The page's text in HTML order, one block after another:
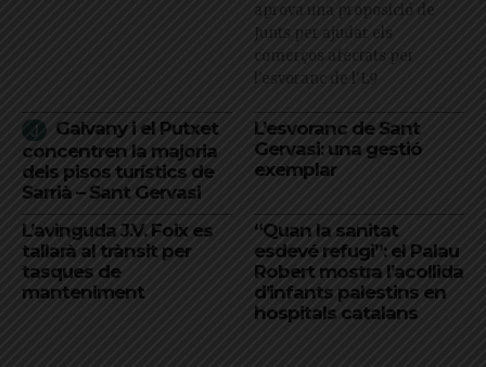
aprova una proposició de
Junts per ajudar els
comerços afectats per
l'esvoranc de l'L9
Galvany i el Putxet
concentren la majoria
dels pisos turístics de
Sarrià – Sant Gervasi
L’esvoranc de Sant
Gervasi: una gestió
exemplar
L’avinguda J.V. Foix es
tallarà al trànsit per
tasques de
manteniment
“Quan la sanitat
esdevé refugi”: el Palau
Robert mostra l’acollida
d’infants palestins en
hospitals catalans